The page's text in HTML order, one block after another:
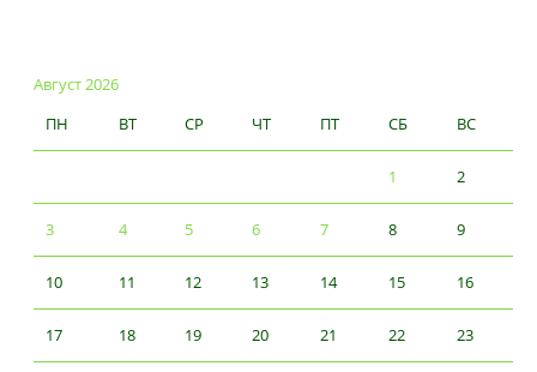
Август 2026
ПН
ВТ СР ЧТ ПТ СБ ВС
1 2
3 4 5 6 7 8 9
10 11 12 13 14 15 16
17 18 19 20 21 22 23